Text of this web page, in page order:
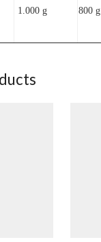
1.000 g 800 g